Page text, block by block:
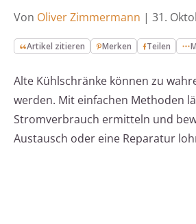
Von Oliver Zimmermann | 31.
Artikel zitieren Merken Teilen
Alte Kühlschränke können zu
werden. Mit einfachen Methoden
Stromverbrauch ermitteln und
Austausch oder eine Reparatur